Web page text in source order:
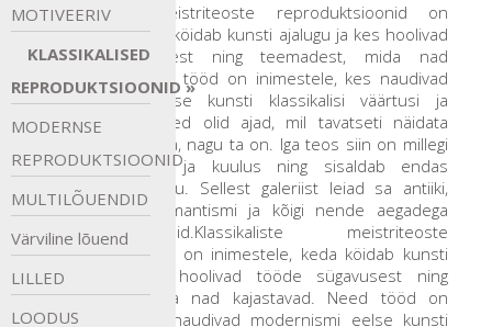
MOTIVEERIV
KLASSIKALISED
REPRODUKTSIOONID
MODERNSE
REPRODUKTSIOONID
MULTILÕUENDID
Värviline lõuend
LILLED
LOODUS
Klassikaliste meistriteoste reproduktsioonid on
inimestele, keda köidab kunsti ajalugu ja kes hoolivad
tööde sügavusest ning teemadest, mida nad
kajastavad. Need tööd on inimestele, kes naudivad
modernismi eelse kunsti klassikalisi väärtusi ja
traditsioone. Need olid ajad, mil tavatseti näidata
maailma sellisena, nagu ta on. Iga teos siin on millegi
poolest tuntud ja kuulus ning sisaldab endas
sündmust ja lugu. Sellest galeriist leiad sa antiiki,
renessanssi, romantismi ja kõigi nende aegadega
seotud töid.Klassikaliste meistriteoste
reproduktsioonid on inimestele, keda köidab kunsti
ajalugu ja kes hoolivad tööde sügavusest ning
teemadest, mida nad kajastavad. Need tööd on
inimestele, kes naudivad modernismi eelse kunsti